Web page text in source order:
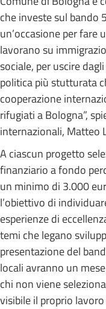
che investe sul bando
un’occasione per fare
lavorano su
sociale, per uscire
politica più stutturata
cooperazione
rifugiati a Bologna”,
internazionali, Matteo
A ciascun progetto
finanziario a fondo
un minimo di 3.000
l’obiettivo di
esperienze di
temi che legano
presentazione del
locali avranno un
chi non viene
visibile il proprio lavoro